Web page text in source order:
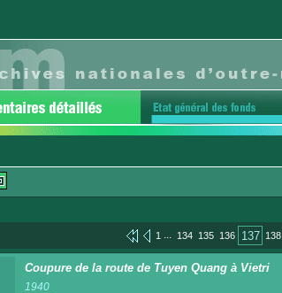
1 ... 134 135 136 137 138
Coupure de la route de Tuyen Quang à Vietri
1940